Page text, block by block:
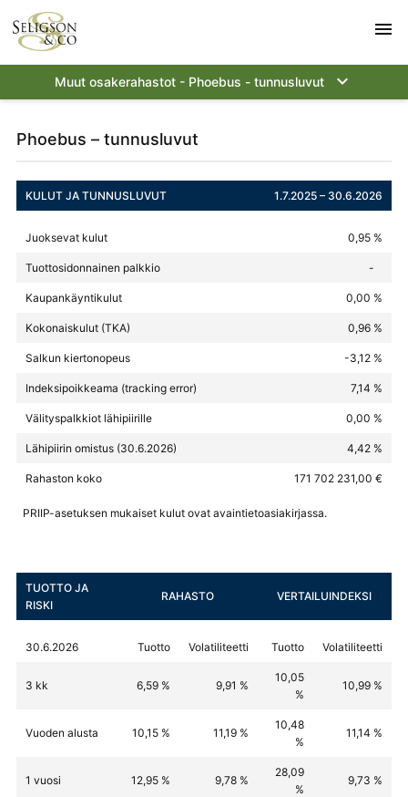
menu
Muut osakerahastot - Phoebus - tunnusluvut keyboard_arrow_down
Phoebus – tunnusluvut
KULUT JA TUNNUSLUVUT 1.7.2025 – 30.6.2026
Juoksevat kulut 0,95 %
Tuottosidonnainen palkkio -
Kaupankäyntikulut 0,00 %
Kokonaiskulut (TKA) 0,96 %
Salkun kiertonopeus -3,12 %
Indeksipoikkeama (tracking error) 7,14 %
Välityspalkkiot lähipiirille 0,00 %
Lähipiirin omistus (30.6.2026) 4,42 %
Rahaston koko 171 702 231,00 €
PRIIP-asetuksen mukaiset kulut ovat avaintietoasiakirjassa.
TUOTTO JA
RISKI
RAHASTO VERTAILUINDEKSI
30.6.2026 Tuotto Volatiliteetti Tuotto Volatiliteetti
3 kk 6,59 % 9,91 %
10,05
%
10,99 %
Vuoden alusta 10,15 % 11,19 %
10,48
%
11,14 %
1 vuosi 12,95 % 9,78 %
28,09
%
9,73 %